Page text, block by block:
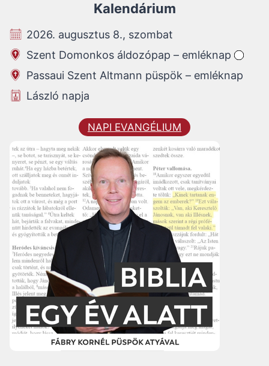
Kalendárium
2026. augusztus 8., szombat
Szent Domonkos áldozópap – emléknap
Passaui Szent Altmann püspök – emléknap
László napja
NAPI EVANGÉLIUM